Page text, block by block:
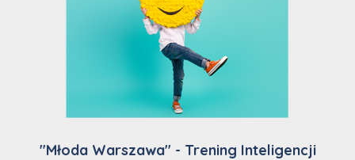
"Młoda Warszawa" - Trening Inteligencji